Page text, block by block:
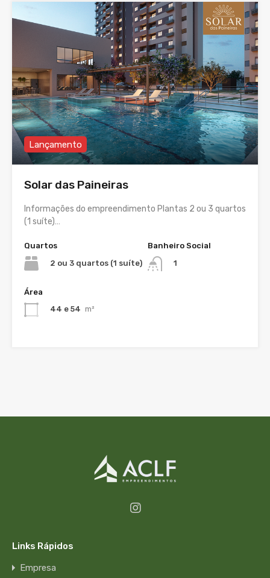
Lançamento
Solar das Paineiras
Informações do empreendimento Plantas 2 ou 3 quartos
(1 suíte)…
Quartos
2 ou 3 quartos (1 suíte)
Banheiro Social
1
Área
44 e 54 m²
Links Rápidos
Empresa